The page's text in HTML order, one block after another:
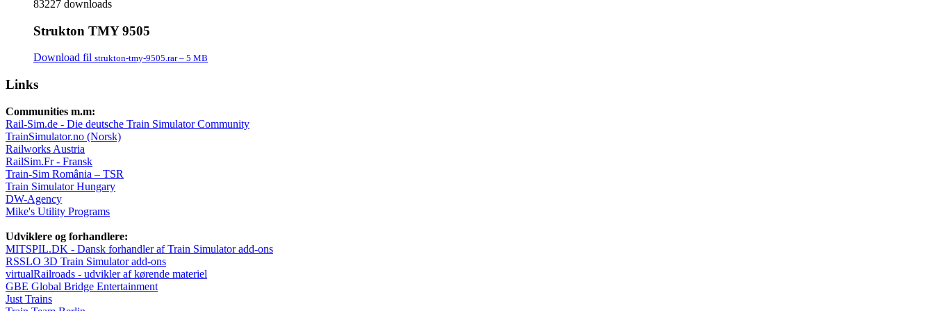
83227 downloads
Strukton TMY 9505
Download fil strukton-tmy-9505.rar – 5 MB
Links
Communities m.m:
Rail-Sim.de - Die deutsche Train Simulator Community
TrainSimulator.no (Norsk)
Railworks Austria
RailSim.Fr - Fransk
Train-Sim România – TSR
Train Simulator Hungary
DW-Agency
Mike's Utility Programs
Udviklere og forhandlere:
MITSPIL.DK - Dansk forhandler af Train Simulator add-ons
RSSLO 3D Train Simulator add-ons
virtualRailroads - udvikler af kørende materiel
GBE Global Bridge Entertainment
Just Trains